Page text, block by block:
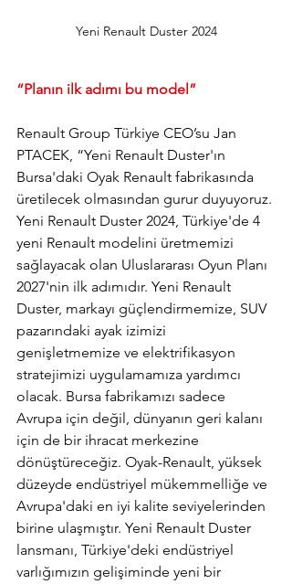
Yeni Renault Duster 2024
“Planın ilk adımı bu model”
Renault Group Türkiye CEO’su Jan
PTACEK, “Yeni Renault Duster'ın
Bursa'daki Oyak Renault fabrikasında
üretilecek olmasından gurur duyuyoruz.
Yeni Renault Duster 2024, Türkiye'de 4
yeni Renault modelini üretmemizi
sağlayacak olan Uluslararası Oyun Planı
2027'nin ilk adımıdır. Yeni Renault
Duster, markayı güçlendirmemize, SUV
pazarındaki ayak izimizi
genişletmemize ve elektrifikasyon
stratejimizi uygulamamıza yardımcı
olacak. Bursa fabrikamızı sadece
Avrupa için değil, dünyanın geri kalanı
için de bir ihracat merkezine
dönüştüreceğiz. Oyak-Renault, yüksek
düzeyde endüstriyel mükemmelliğe ve
Avrupa'daki en iyi kalite seviyelerinden
birine ulaşmıştır. Yeni Renault Duster
lansmanı, Türkiye'deki endüstriyel
varlığımızın gelişiminde yeni bir